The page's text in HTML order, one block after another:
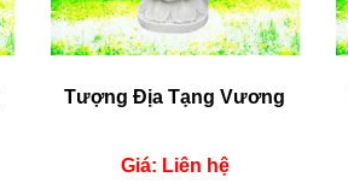
Tượng Địa Tạng Vương
Giá: Liên hệ